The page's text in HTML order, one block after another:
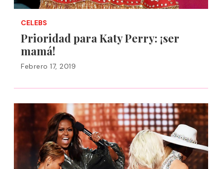
CELEBS
Prioridad para Katy Perry: ¡ser
mamá!
Febrero 17, 2019